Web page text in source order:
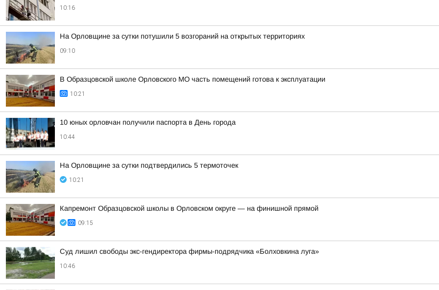
10:16
На Орловщине за сутки потушили 5 возгораний на открытых территориях
09:10
В Образцовской школе Орловского МО часть помещений готова к эксплуатации
10:21
10 юных орловчан получили паспорта в День города
10:44
На Орловщине за сутки подтвердились 5 термоточек
10:21
Капремонт Образцовской школы в Орловском округе — на финишной прямой
09:15
Суд лишил свободы экс-гендиректора фирмы-подрядчика «Болховкина луга»
10:46